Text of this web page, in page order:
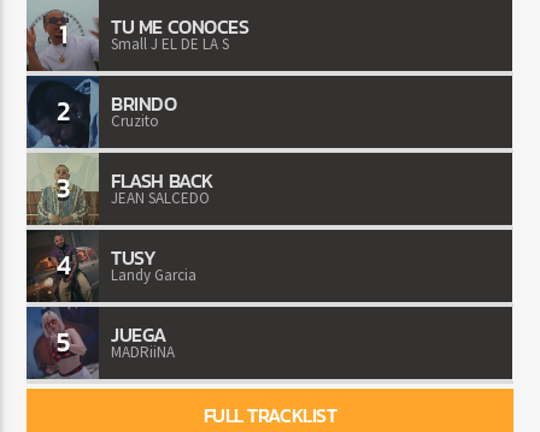
1 TU ME CONOCES
Small J EL DE LA S
2 BRINDO
Cruzito
3 FLASH BACK
JEAN SALCEDO
4 TUSY
Landy Garcia
5 JUEGA
MADRiiNA
FULL TRACKLIST